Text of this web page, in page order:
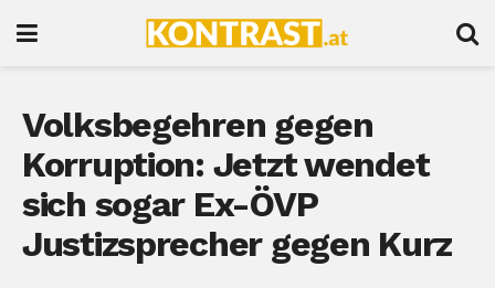
Volksbegehren gegen
Korruption: Jetzt wendet
sich sogar Ex-ÖVP
Justizsprecher gegen Kurz